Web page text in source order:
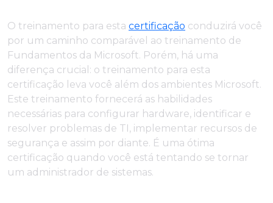
O treinamento para esta certificação conduzirá você
por um caminho comparável ao treinamento de
Fundamentos da Microsoft. Porém, há uma
diferença crucial: o treinamento para esta
certificação leva você além dos ambientes Microsoft.
Este treinamento fornecerá as habilidades
necessárias para configurar hardware, identificar e
resolver problemas de TI, implementar recursos de
segurança e assim por diante. É uma ótima
certificação quando você está tentando se tornar
um administrador de sistemas.